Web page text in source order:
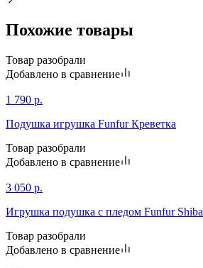
Похожие товары
Товар разобрали
Добавлено в сравнение
1 790 р.
Подушка игрушка Funfur Креветка
Товар разобрали
Добавлено в сравнение
3 050 р.
Игрушка подушка с пледом Funfur Shiba
Товар разобрали
Добавлено в сравнение